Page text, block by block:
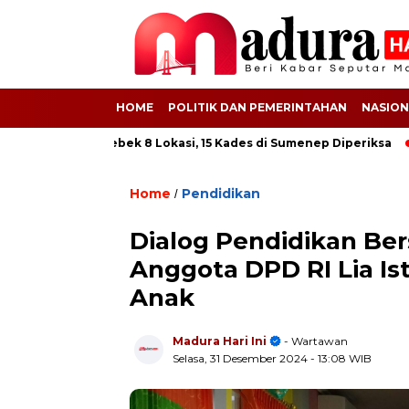
HOME POLITIK DAN PEMERINTAHAN
8 Lokasi, 15 Kades di Sumenep Diperiksa 612 Buruh
Home / Pendidikan
Dialog Pendidikan
Anggota DPD RI Lia
Anak
Madura Hari Ini
- Wartawan
Selasa, 31 Desember 2024 - 13:08 WIB